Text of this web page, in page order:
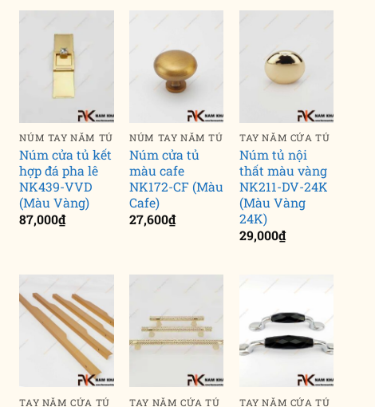
TRỤ CẦU THANG
Bộ lan can cầu thang
NKSB-43
TRỤ CẦU THANG
Bộ lan can cầu thang
NKSB-11 (Vật tư 1m)
NÚM TAY NẮM TỦ
Núm cửa tủ kết
hợp đá pha lê
NK439-VVD
(Màu Vàng)
87,000₫
NÚM TAY NẮM TỦ
Núm cửa tủ
màu cafe
NK172-CF (Màu
Cafe)
27,600₫
TAY NẮM CỬA TỦ
Núm tủ nội
thất màu vàng
NK211-DV-24K
(Màu Vàng
24K)
29,000₫
TAY NẮM CỬA TỦ TAY NẮM CỬA TỦ TAY NẮM CỬA TỦ